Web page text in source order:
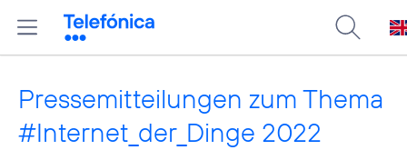
Pressemitteilungen zum Thema
#Internet_der_Dinge 2022